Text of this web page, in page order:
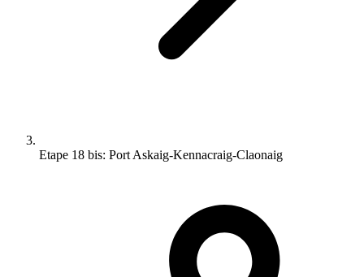
Etape 18 bis: Port Askaig-Kennacraig-Claonaig